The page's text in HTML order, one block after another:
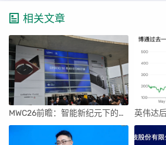
相关文章
MWC26前瞻：智能新纪元下的科技盛宴